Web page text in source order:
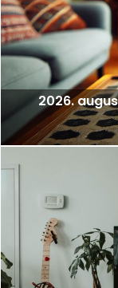
2026.